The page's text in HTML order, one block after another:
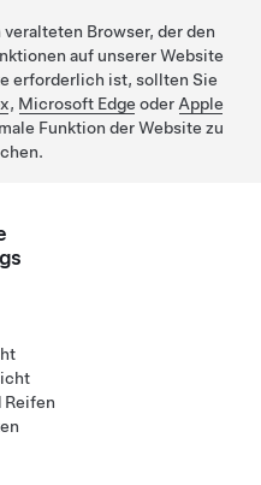
Browser, der den
auf unserer Website
erforderlich ist, sollten Sie
, Microsoft Edge oder Apple
Funktion der Website zu
Reifen